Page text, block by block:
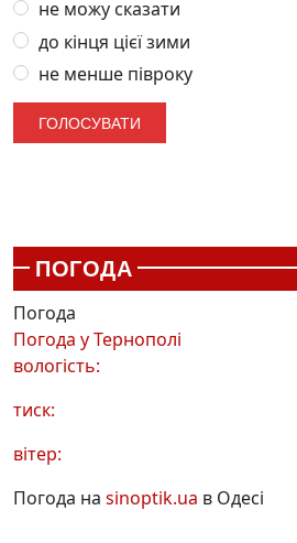
не можу сказати
до кінця цієї зими
не менше півроку
ПОГОДА
Погода
Погода уТернополі
вологість:
тиск:
вітер:
Погода на sinoptik.ua в Одесі